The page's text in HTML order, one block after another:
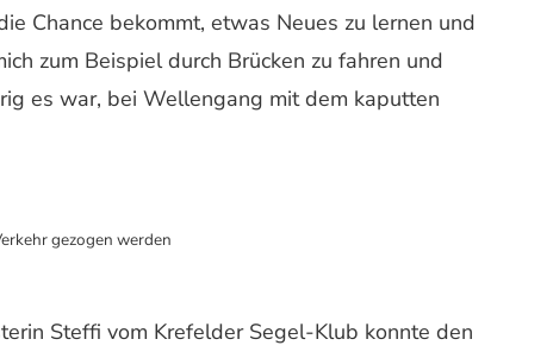
Chance bekommt, etwas Neues zu lernen und
zum Beispiel durch Brücken zu fahren und
es war, bei Wellengang mit dem kaputten
gezogen werden
Steffi vom Krefelder Segel-Klub konnte den